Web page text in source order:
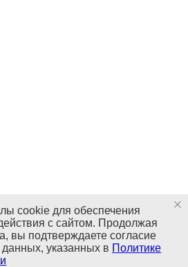
cookie для обеспечения
с сайтом. Продолжая
вы подтверждаете согласие
указанных в Политике